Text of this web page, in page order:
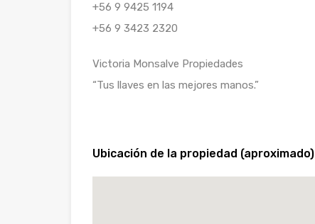
+56 9 9425 1194
+56 9 3423 2320
Victoria Monsalve Propiedades
“Tus llaves en las mejores manos.”
Ubicación de la propiedad (aproximado)